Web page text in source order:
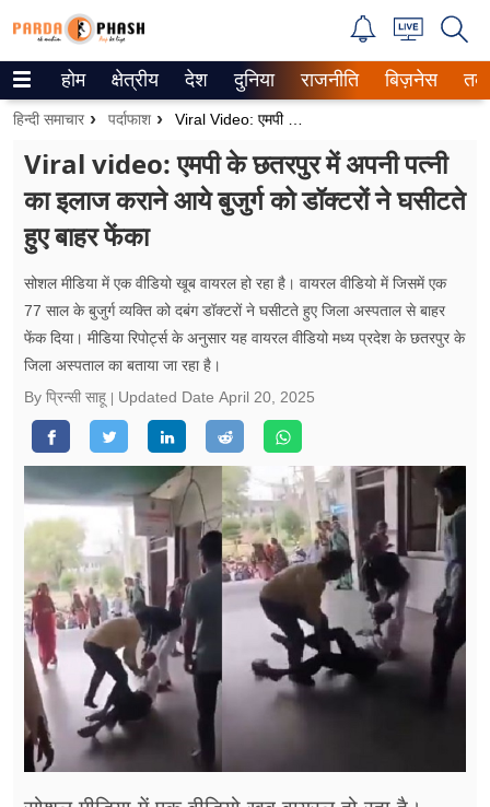
Trending on Google News
वेब स्टोरीज
उत्तर प्रदेश
वीडियो
रिलेशनशिप
जीवन मंत्रा
फूड
सेहत
ब्‍यूटी
जॉब्स
शिक्षा
अन्य खबरें
होम क्षेत्रीय देश दुनिया राजनीति बिज़नेस
हिन्दी समाचार पर्दाफाश
Viral video: एमपी के छतरपुर में अपनी पत्नी
का इलाज कराने आये बुजुर्ग को डॉक्टरों ने घसीटते
हुए बाहर फेंका
सोशल मीडिया में एक वीडियो खूब वायरल हो रहा है। वायरल वीडियो में जिसमें एक
77 साल के बुजुर्ग व्यक्ति को दबंग डॉक्टरों ने घसीटते हुए जिला अस्पताल से बाहर
फेंक दिया। मीडिया रिपोर्ट्स के अनुसार यह वायरल वीडियो मध्य प्रदेश के छतरपुर के
जिला अस्पताल का बताया जा रहा है।
By प्रिन्सी साहू
Updated Date April 20, 2025